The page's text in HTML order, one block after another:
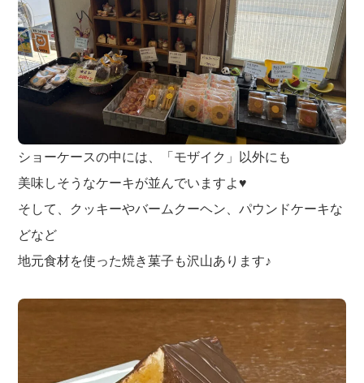
ショーケースの中には、「モザイク」以外にも
美味しそうなケーキが並んでいますよ♥
そして、クッキーやバームクーヘン、パウンドケーキな
どなど
地元食材を使った焼き菓子も沢山あります♪